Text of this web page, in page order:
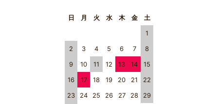
日 月 火 水 木 金
土
1
2
3 4 5 6 7
8
9
10 11 12 13 14
15
16
17 18 19 20 21
22
23
24 25 26 27 28
29